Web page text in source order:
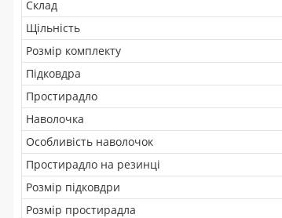
Склад
Щільність
Розмір комплекту
Підковдра
Простирадло
Наволочка
Особливість наволочок
Простирадло на резинці
Розмір підковдри
Розмір простирадла